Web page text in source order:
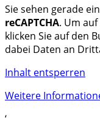
Sie sehen gerade
reCAPTCHA. Um
klicken Sie auf den
dabei Daten an
Inhalt entsperren
Weitere
‘